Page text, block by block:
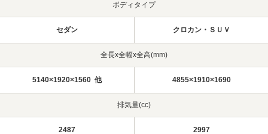
ボディタイプ
セダン クロカン・ＳＵＶ
全長x全幅x全高(mm)
5140×1920×1560 他 4855×1910×1690
排気量(cc)
2487 2997